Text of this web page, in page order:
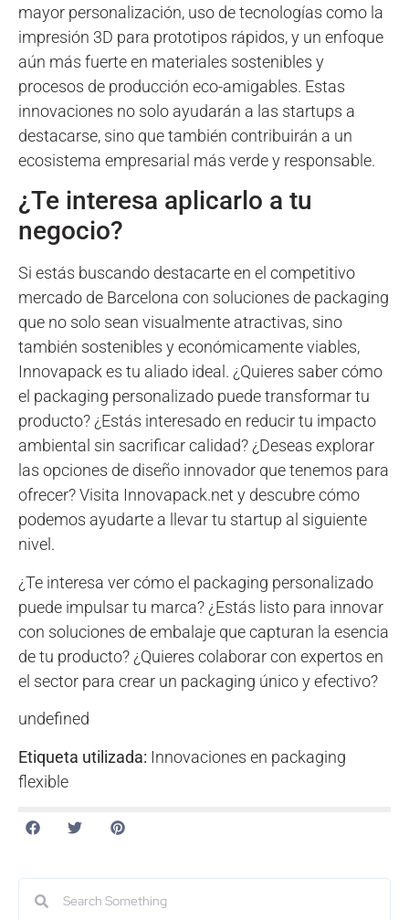
mayor personalización, uso de tecnologías como la
impresión 3D para prototipos rápidos, y un enfoque
aún más fuerte en materiales sostenibles y
procesos de producción eco-amigables. Estas
innovaciones no solo ayudarán a las startups a
destacarse, sino que también contribuirán a un
ecosistema empresarial más verde y responsable.
¿Te interesa aplicarlo a tu
negocio?
Si estás buscando destacarte en el competitivo
mercado de Barcelona con soluciones de packaging
que no solo sean visualmente atractivas, sino
también sostenibles y económicamente viables,
Innovapack es tu aliado ideal. ¿Quieres saber cómo
el packaging personalizado puede transformar tu
producto? ¿Estás interesado en reducir tu impacto
ambiental sin sacrificar calidad? ¿Deseas explorar
las opciones de diseño innovador que tenemos para
ofrecer? Visita Innovapack.net y descubre cómo
podemos ayudarte a llevar tu startup al siguiente
nivel.
¿Te interesa ver cómo el packaging personalizado
puede impulsar tu marca? ¿Estás listo para innovar
con soluciones de embalaje que capturan la esencia
de tu producto? ¿Quieres colaborar con expertos en
el sector para crear un packaging único y efectivo?
undefined
Etiqueta utilizada: Innovaciones en packaging
flexible